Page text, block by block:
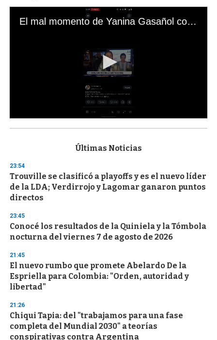
El mal momento de Yanina Gasañol con un hincha argentino en "Subrayado"
s
d
s
o
f
3
s
e
c
o
d
s
Últimas Noticias
23:54
Trouville se clasificó a playoffs y es el nuevo líder
de la LDA; Verdirrojo y Lagomar ganaron puntos
directos
23:45
Conocé los resultados de la Quiniela y la Tómbola
nocturna del viernes 7 de agosto de 2026
21:45
El nuevo rumbo que promete Abelardo De la
Espriella para Colombia: "Orden, autoridad y
libertad"
21:26
Chiqui Tapia: del "trabajamos para una fase
completa del Mundial 2030" a teorías
conspirativas contra Argentina